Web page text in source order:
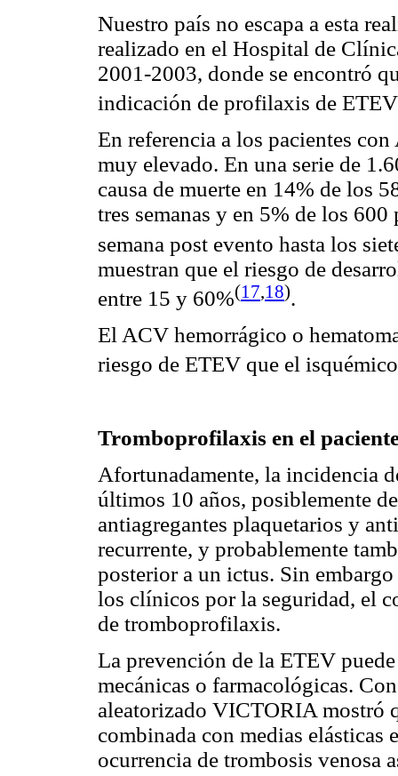
Nuestro país no escapa a esta
realizado en el Hospital de
2001-2003, donde se encontró
indicación de profilaxis de
En referencia a los pacientes
muy elevado. En una serie de
causa de muerte en 14% de los
tres semanas y en 5% de los
semana post evento hasta los
muestran que el riesgo de
entre 15 y 60%(17,18).
El ACV hemorrágico o
riesgo de ETEV que el
Tromboprofilaxis en el
Afortunadamente, la incidencia
últimos 10 años, posiblemente
antiagregantes plaquetarios y
recurrente, y probablemente
posterior a un ictus. Sin
los clínicos por la seguridad, el
de tromboprofilaxis.
La prevención de la ETEV
mecánicas o farmacológicas.
aleatorizado VICTORIA mostró
combinada con medias elásticas
ocurrencia de trombosis venosa